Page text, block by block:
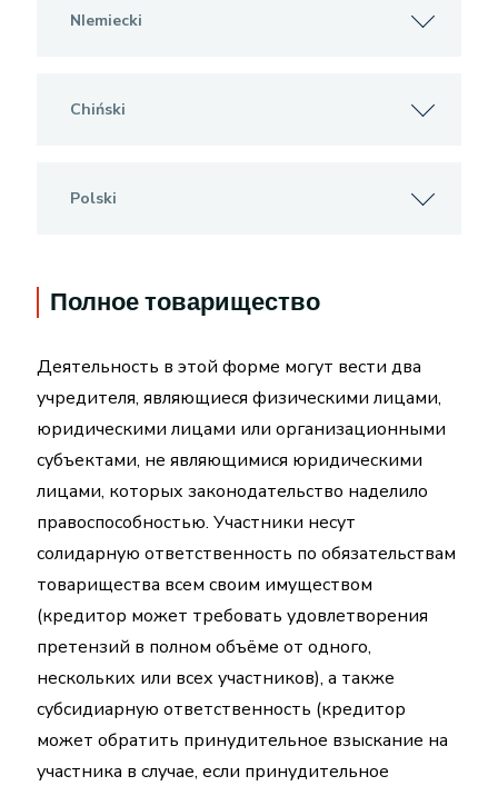
NIemiecki
Chiński
Polski
Полное товарищество
Деятельность в этой форме могут вести два
учредителя, являющиеся физическими лицами,
юридическими лицами или организационными
субъектами, не являющимися юридическими
лицами, которых законодательство наделило
правоспособностью. Участники несут
солидарную ответственность по обязательствам
товарищества всем своим имуществом
(кредитор может требовать удовлетворения
претензий в полном объёме от одного,
нескольких или всех участников), а также
субсидиарную ответственность (кредитор
может обратить принудительное взыскание на
участника в случае, если принудительное